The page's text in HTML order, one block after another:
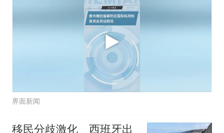
界面新闻
移民分歧激化 西班牙出